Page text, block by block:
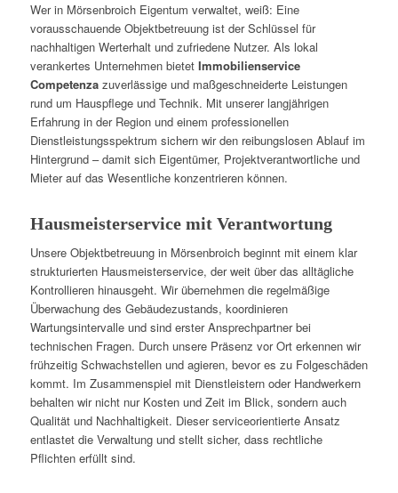
Wer in Mörsenbroich Eigentum verwaltet, weiß: Eine
vorausschauende Objektbetreuung ist der Schlüssel für
nachhaltigen Werterhalt und zufriedene Nutzer. Als lokal
verankertes Unternehmen bietet Immobilienservice
Competenzazuverlässige und maßgeschneiderte Leistungen
rund um Hauspflege und Technik. Mit unserer langjährigen
Erfahrung in der Region und einem professionellen
Dienstleistungsspektrum sichern wir den reibungslosen Ablauf im
Hintergrund – damit sich Eigentümer, Projektverantwortliche und
Mieter auf das Wesentliche konzentrieren können.
Hausmeisterservice mit Verantwortung
Unsere Objektbetreuung in Mörsenbroich beginnt mit einem klar
strukturierten Hausmeisterservice, der weit über das alltägliche
Kontrollieren hinausgeht. Wir übernehmen die regelmäßige
Überwachung des Gebäudezustands, koordinieren
Wartungsintervalle und sind erster Ansprechpartner bei
technischen Fragen. Durch unsere Präsenz vor Ort erkennen wir
frühzeitig Schwachstellen und agieren, bevor es zu Folgeschäden
kommt. Im Zusammenspiel mit Dienstleistern oder Handwerkern
behalten wir nicht nur Kosten und Zeit im Blick, sondern auch
Qualität und Nachhaltigkeit. Dieser serviceorientierte Ansatz
entlastet die Verwaltung und stellt sicher, dass rechtliche
Pflichten erfüllt sind.